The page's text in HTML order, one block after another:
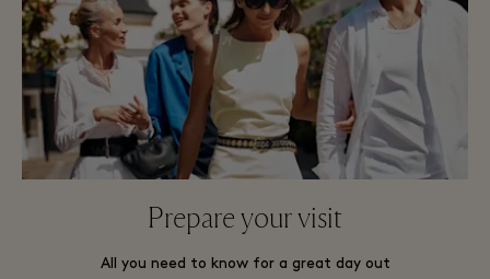
Prepare your visit
All you need to know for a great day out